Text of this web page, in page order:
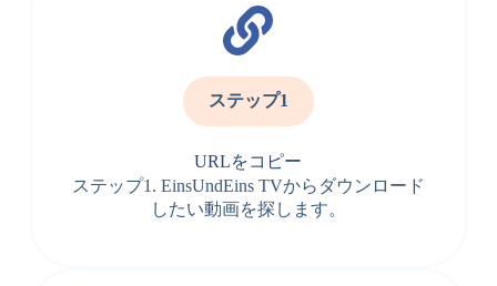
ステップ1
URLをコピー
ステップ1. EinsUndEins TVからダウンロード
したい動画を探します。